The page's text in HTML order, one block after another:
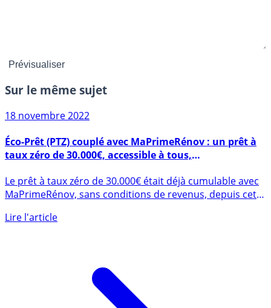
Sur le même sujet
18 novembre 2022
taux zéro de 30.000€, accessible à tous,
automatiquement transmis à votre banque
MaPrimeRénov, sans conditions de revenus, depuis cet